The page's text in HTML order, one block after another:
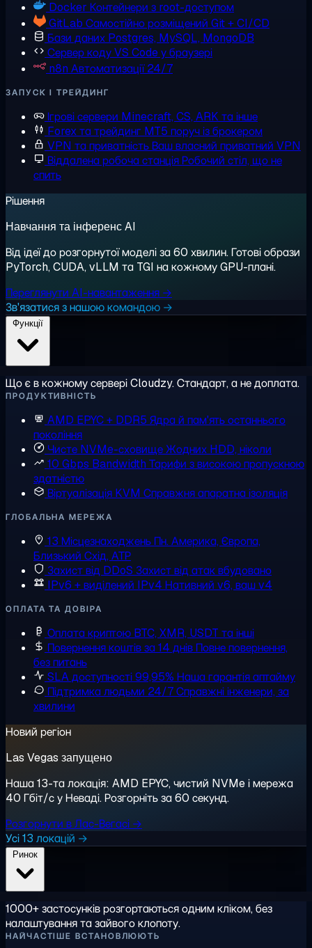
Docker Контейнери з root-доступом
GitLab Самостійно розміщений Git + CI/CD
Бази даних Postgres, MySQL, MongoDB
Сервер кодуVS Code у браузері
n8n Автоматизації 24/7
ЗАПУСК І ТРЕЙДИНГ
Ігрові сервери Minecraft, CS, ARK та інше
Forex та трейдинг MT5 поруч із брокером
VPN та приватністьВаш власний приватний VPN
Віддалена робоча станціяРобочий стіл, що не
спить
Рішення
Навчання та інференс AI
Від ідеї до розгорнутої моделі за 60 хвилин. Готові образи
PyTorch, CUDA, vLLM та TGI на кожному GPU-плані.
Переглянути AI-навантаження →
Зв'язатися з нашою командою →
Що є в кожному сервері Cloudzy. Стандарт, а не доплата.
ПРОДУКТИВНІСТЬ
AMD EPYC + DDR5 Ядра й пам'ять останнього
покоління
Чисте NVMe-сховищеЖодних HDD, ніколи
10 Gbps Bandwidth Тарифи з високою пропускною
здатністю
Віртуалізація KVM Справжня апаратна ізоляція
ГЛОБАЛЬНА МЕРЕЖА
13 Місцезнаходжень Пн. Америка, Європа,
Близький Схід, АТР
Захист від DDoS Захист від атак вбудовано
IPv6 + виділений IPv4 Нативний v6, ваш v4
ОПЛАТА ТА ДОВІРА
Оплата криптою BTC, XMR, USDT та інші
Повернення коштів за 14 днів Повне повернення,
без питань
SLA доступності 99,95% Наша гарантія аптайму
Підтримка людьми 24/7Справжні інженери, за
хвилини
Новий регіон
Las Vegas запущено
Наша 13-та локація: AMD EPYC, чистий NVMe і мережа
40 Гбіт/с у Неваді. Розгорніть за 60 секунд.
Розгорнути в Лас-Вегасі →
Усі 13 локацій →
1000+ застосунків розгортаються одним кліком, без
налаштування та зайвого клопоту.
НАЙЧАСТІШЕ ВСТАНОВЛЮЮТЬ